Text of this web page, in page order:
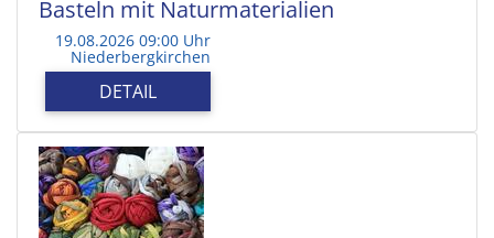
Basteln mit Naturmaterialien
19.08.2026 09:00 Uhr
Niederbergkirchen
DETAIL